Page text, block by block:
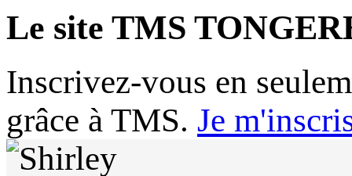
Le site TMS
Inscrivez-vous en
grâce à TMS. Je